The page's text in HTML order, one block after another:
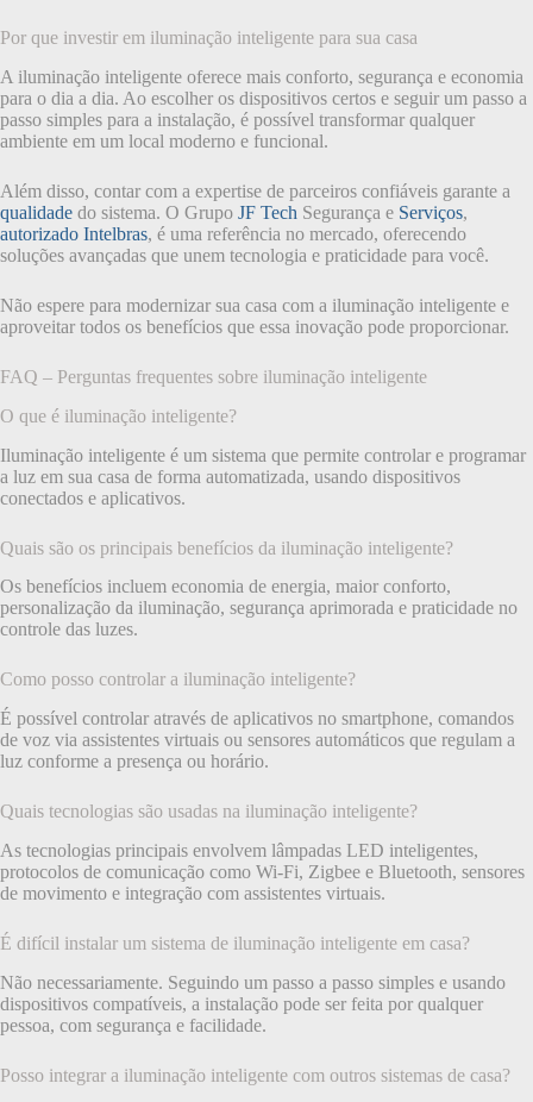
Por que investir em iluminação inteligente para sua casa
A iluminação inteligente oferece mais conforto, segurança e economia
para o dia a dia. Ao escolher os dispositivos certos e seguir um passo a
passo simples para a instalação, é possível transformar qualquer
ambiente em um local moderno e funcional.
Além disso, contar com a expertise de parceiros confiáveis garante a
qualidade do sistema. O Grupo JF Tech Segurança e Serviços,
autorizado Intelbras, é uma referência no mercado, oferecendo
soluções avançadas que unem tecnologia e praticidade para você.
Não espere para modernizar sua casa com a iluminação inteligente e
aproveitar todos os benefícios que essa inovação pode proporcionar.
FAQ – Perguntas frequentes sobre iluminação inteligente
O que é iluminação inteligente?
Iluminação inteligente é um sistema que permite controlar e programar
a luz em sua casa de forma automatizada, usando dispositivos
conectados e aplicativos.
Quais são os principais benefícios da iluminação inteligente?
Os benefícios incluem economia de energia, maior conforto,
personalização da iluminação, segurança aprimorada e praticidade no
controle das luzes.
Como posso controlar a iluminação inteligente?
É possível controlar através de aplicativos no smartphone, comandos
de voz via assistentes virtuais ou sensores automáticos que regulam a
luz conforme a presença ou horário.
Quais tecnologias são usadas na iluminação inteligente?
As tecnologias principais envolvem lâmpadas LED inteligentes,
protocolos de comunicação como Wi-Fi, Zigbee e Bluetooth, sensores
de movimento e integração com assistentes virtuais.
É difícil instalar um sistema de iluminação inteligente em casa?
Não necessariamente. Seguindo um passo a passo simples e usando
dispositivos compatíveis, a instalação pode ser feita por qualquer
pessoa, com segurança e facilidade.
Posso integrar a iluminação inteligente com outros sistemas de casa?